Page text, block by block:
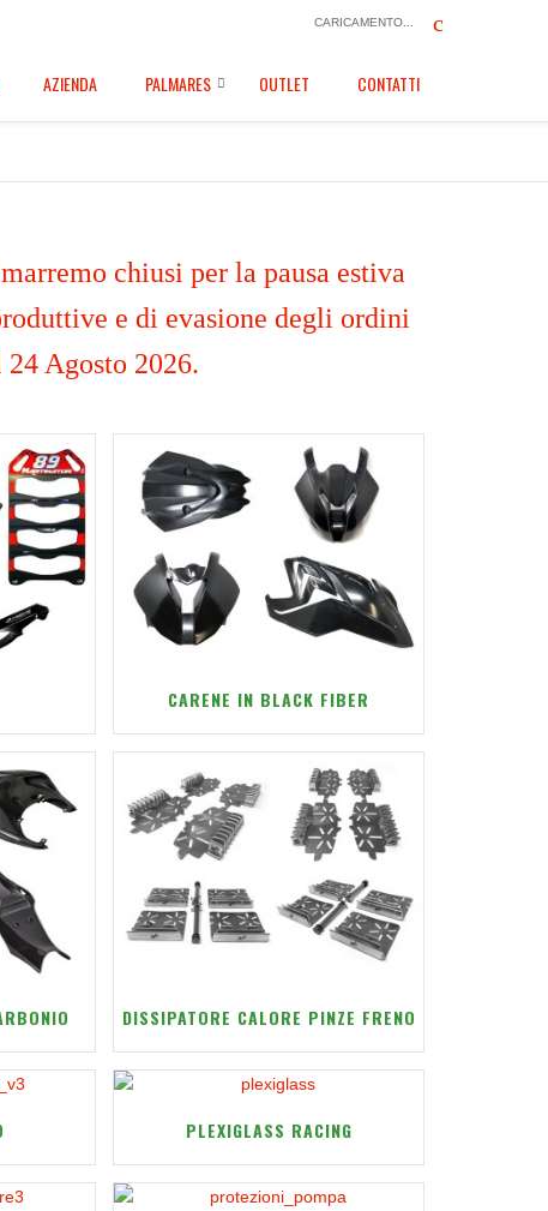
CARICAMENTO...
AZIENDA PALMARES OUTLET CONTATTI
chiusi per la pausa estiva
e di evasione degli ordini
Agosto 2026.
CARENE IN BLACK FIBER
DISSIPATORE CALORE PINZE FRENO
PLEXIGLASS RACING